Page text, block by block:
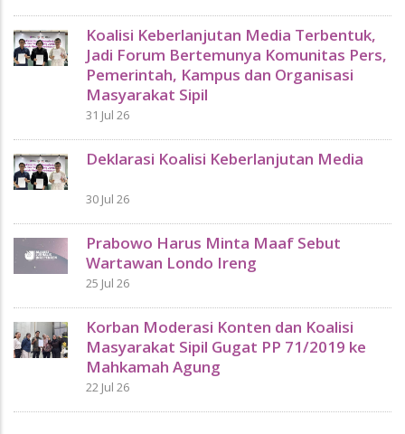
Koalisi Keberlanjutan Media Terbentuk,
Jadi Forum Bertemunya Komunitas Pers,
Pemerintah, Kampus dan Organisasi
Masyarakat Sipil
31 Jul 26
Deklarasi Koalisi Keberlanjutan Media
30 Jul 26
Prabowo Harus Minta Maaf Sebut
Wartawan Londo Ireng
25 Jul 26
Korban Moderasi Konten dan Koalisi
Masyarakat Sipil Gugat PP 71/2019 ke
Mahkamah Agung
22 Jul 26